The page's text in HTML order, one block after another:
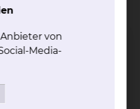
der
Klinikum
verfügen
von
Media-